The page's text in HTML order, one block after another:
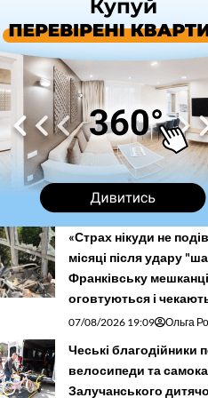
«Страх нікуди не
місяці після удару
Франківську мешканці
оговтуються і
07/08/2026 19:09 Ольга
Чеські благодійники
велосипеди та
Залучанського